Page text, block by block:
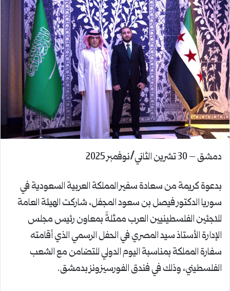
دمشق – 30 تشرين الثاني/نوفمبر 2025
بدعوة كريمة من سعادة سفير المملكة العربية السعودية في
سوريا الدكتور فيصل بن سعود المجفل، شاركت الهيئة العامة
للاجئين الفلسطينيين العرب ممثلةً بمعاون رئيس مجلس
الإدارة الأستاذ سيد المصري في الحفل الرسمي الذي أقامته
سفارة المملكة بمناسبة اليوم الدولي للتضامن مع الشعب
الفلسطيني، وذلك في فندق الفورسيزونز بدمشق.